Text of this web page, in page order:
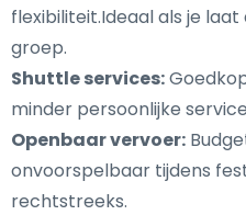
flexibiliteit.Ideaal als je
groep.
Shuttle services:
minder persoonlijke
Openbaar vervoer:
onvoorspelbaar tijdens
rechtstreeks.